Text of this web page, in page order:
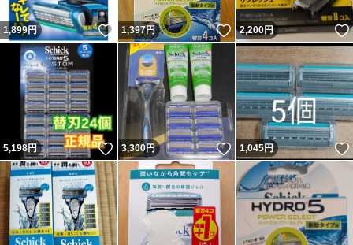
1,899円 いいね！
1,397円 いいね！
2,200円
5,198円 いいね！
3,300円 いいね！
1,045円